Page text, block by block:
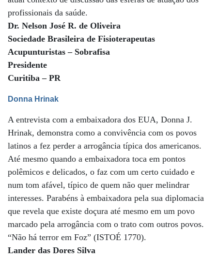
profissionais da saúde.
Dr. Nelson José R. de Oliveira
Sociedade Brasileira de Fisioterapeutas
Acupunturistas – Sobrafisa
Presidente
Curitiba – PR
Donna Hrinak
A entrevista com a embaixadora dos EUA, Donna J.
Hrinak, demonstra como a convivência com os povos
latinos a fez perder a arrogância típica dos americanos.
Até mesmo quando a embaixadora toca em pontos
polêmicos e delicados, o faz com um certo cuidado e
num tom afável, típico de quem não quer melindrar
interesses. Parabéns à embaixadora pela sua diplomacia
que revela que existe doçura até mesmo em um povo
marcado pela arrogância com o trato com outros povos.
“Não há terror em Foz” (ISTOÉ 1770).
Lander das Dores Silva